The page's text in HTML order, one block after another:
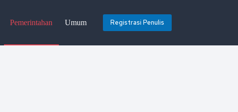
Pemerintahan Umum Registrasi Penulis